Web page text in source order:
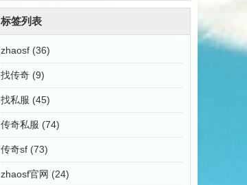
标签列表
zhaosf (36)
找传奇 (9)
找私服 (45)
传奇私服 (74)
传奇sf (73)
zhaosf官网 (24)